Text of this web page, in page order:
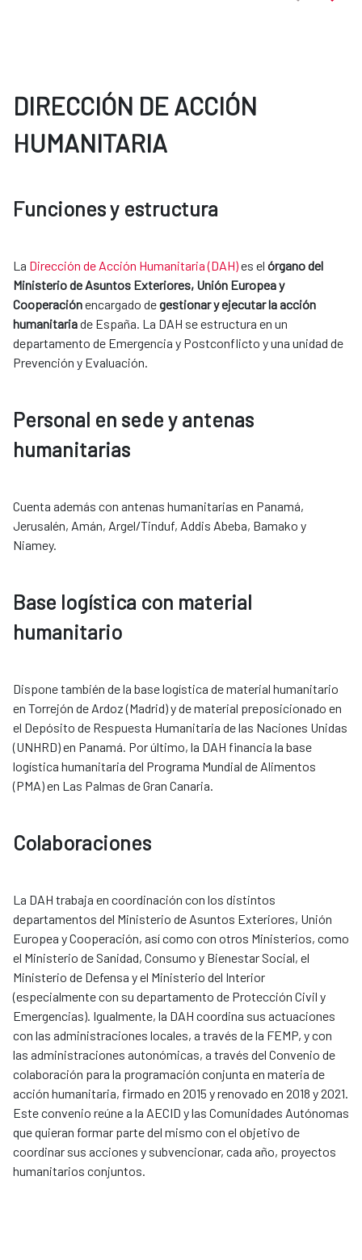
DIRECCIÓN DE ACCIÓN
HUMANITARIA
Funciones y estructura
La Dirección de Acción Humanitaria (DAH)es el órgano del
Ministerio de Asuntos Exteriores, Unión Europea y
Cooperaciónencargado degestionar y ejecutar la acción
humanitariade España. La DAH se estructura en un
departamento de Emergencia y Postconflicto y una unidad de
Prevención y Evaluación.
Personal en sede y antenas
humanitarias
Cuenta además con antenas humanitarias en Panamá,
Jerusalén, Amán, Argel/Tinduf, Addis Abeba, Bamako y
Niamey.
Base logística con material
humanitario
Dispone también de la base logística de material humanitario
en Torrejón de Ardoz (Madrid) y de material preposicionado en
el Depósito de Respuesta Humanitaria de las Naciones Unidas
(UNHRD) en Panamá. Por último, la DAH financia la base
logística humanitaria del Programa Mundial de Alimentos
(PMA) en Las Palmas de Gran Canaria. ​​​​​​​
Colaboraciones
La DAH trabaja en coordinación con los distintos
departamentos del Ministerio de Asuntos Exteriores, Unión
Europea y Cooperación, así como con otros Ministerios, como
el Ministerio de Sanidad, Consumo y Bienestar Social, el
Ministerio de Defensa y el Ministerio del Interior
(especialmente con su departamento de Protección Civil y
Emergencias). Igualmente, la DAH coordina sus actuaciones
con las administraciones locales, a través de la FEMP, y con
las administraciones autonómicas, a través del Convenio de
colaboración para la programación conjunta en materia de
acción humanitaria, firmado en 2015 y renovado en 2018 y 2021.
Este convenio reúne a la AECID y las Comunidades Autónomas
que quieran formar parte del mismo con el objetivo de
coordinar sus acciones y subvencionar, cada año, proyectos
humanitarios conjuntos.